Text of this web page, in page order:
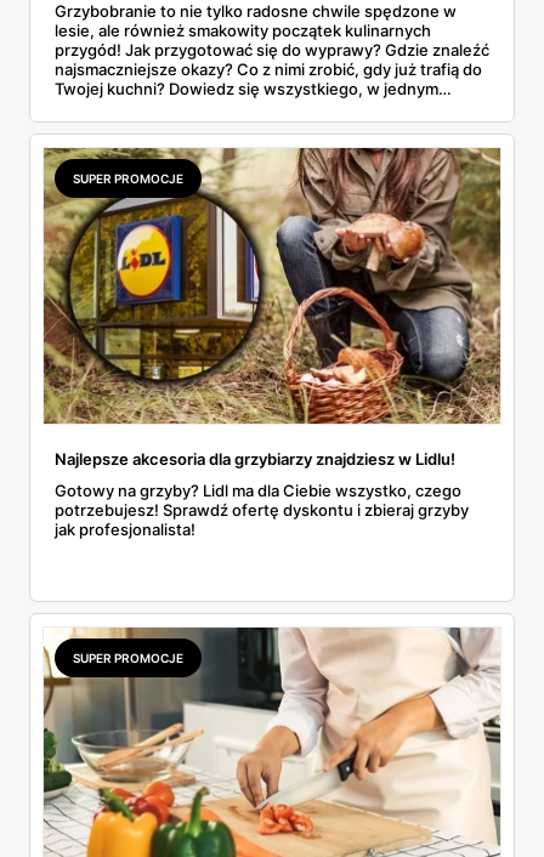
Grzybobranie to nie tylko radosne chwile spędzone w
lesie, ale również smakowity początek kulinarnych
przygód! Jak przygotować się do wyprawy? Gdzie znaleźć
najsmaczniejsze okazy? Co z nimi zrobić, gdy już trafią do
Twojej kuchni? Dowiedz się wszystkiego, w jednym
SUPER PROMOCJE
Najlepsze akcesoria dla grzybiarzy znajdziesz w Lidlu!
Gotowy na grzyby? Lidl ma dla Ciebie wszystko, czego
potrzebujesz! Sprawdź ofertę dyskontu i zbieraj grzyby
jak profesjonalista!
SUPER PROMOCJE